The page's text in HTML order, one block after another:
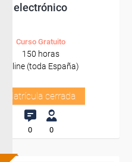
electrónico
Curso Gratuito
150 horas
Online (toda España)
Matrícula cerrada
0 0